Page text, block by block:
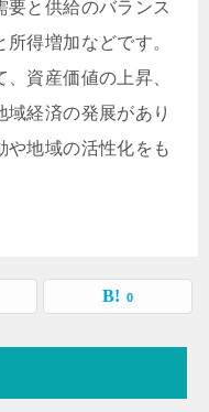
と供給のバランス
得増加などです。
資産価値の上昇、
経済の発展があり
や地域の活性化をも
0